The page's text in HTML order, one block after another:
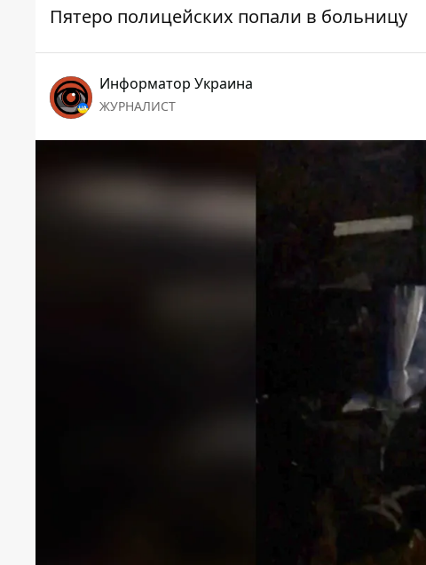
Пятеро полицейских попали в больницу
Информатор Украина
ЖУРНАЛИСТ